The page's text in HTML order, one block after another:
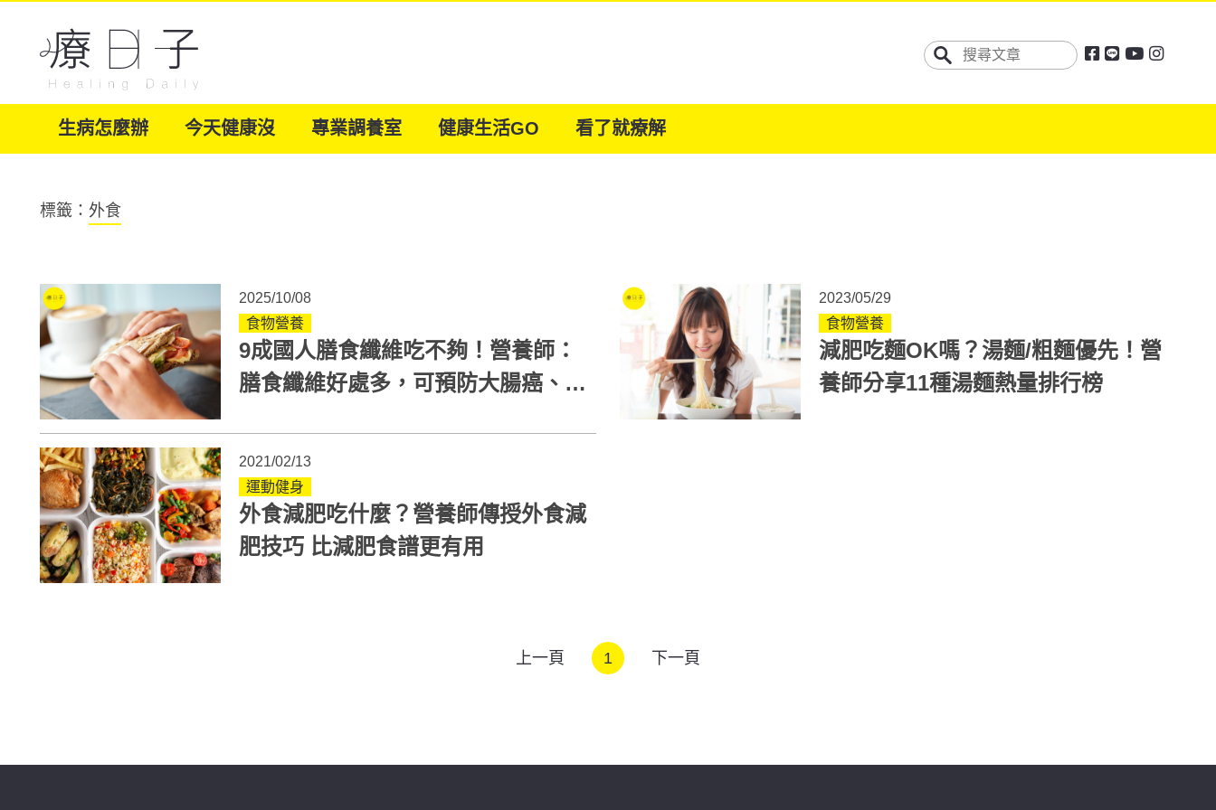
生病怎麼辦 今天健康沒 專業調養室 健康生活GO 看了就療解
標籤： 外食
2025/10/08
食物營養
9成國人膳食纖維吃不夠！營養師：
膳食纖維好處多，可預防大腸癌、心
2023/05/29
食物營養
減肥吃麵OK嗎？湯麵/粗麵優先！營
養師分享11種湯麵熱量排行榜
2021/02/13
運動健身
外食減肥吃什麼？營養師傳授外食減
肥技巧 比減肥食譜更有用
上一頁 1 下一頁